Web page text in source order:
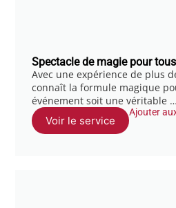
Spectacle de magie pour tous
Avec une expérience de plus
connaît la formule magique
événement soit une véritable …
Voir le service
Ajouter